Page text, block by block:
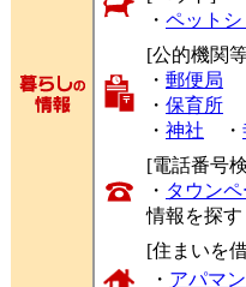
・ ペット
[公的機関
・ 郵便局
・ 保育所
・ 神社 ・
[電話番号
・ タウン
情報を探す
[住まいを
・ アパマ